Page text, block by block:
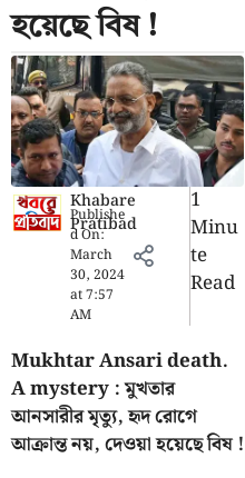
হয়েছে বিষ !
Khabare
Pratibad
Publishe
d On:
March
30, 2024
at7:57
AM
1
Minu
Te
Read
Mukhtar Ansari death.
A mystery : মুখতার
আনসারীর মৃত্যু, হৃদ রোগে
আক্রান্ত নয়, দেওয়া হয়েছে বিষ !